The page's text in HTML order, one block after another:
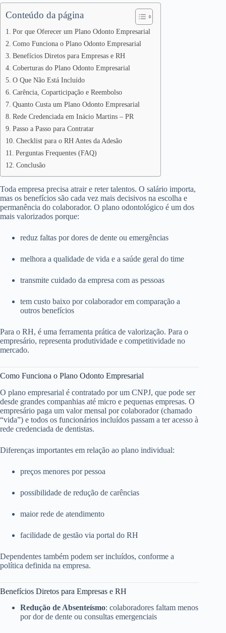
Conteúdo da página
Por que Oferecer um Plano Odonto Empresarial
Como Funciona o Plano Odonto Empresarial
Benefícios Diretos para Empresas e RH
Coberturas do Plano Odonto Empresarial
O Que Não Está Incluído
Carência, Coparticipação e Reembolso
Quanto Custa um Plano Odonto Empresarial
Rede Credenciada em Inácio Martins – PR
Passo a Passo para Contratar
Checklist para o RH Antes da Adesão
Perguntas Frequentes (FAQ)
Conclusão
Toda empresa precisa atrair e reter talentos. O salário importa,
mas os benefícios são cada vez mais decisivos na escolha e
permanência do colaborador. O plano odontológico é um dos
mais valorizados porque:
reduz faltas por dores de dente ou emergências
melhora a qualidade de vida e a saúde geral do time
transmite cuidado da empresa com as pessoas
tem custo baixo por colaborador em comparação a
outros benefícios
Para o RH, é uma ferramenta prática de valorização. Para o
empresário, representa produtividade e competitividade no
mercado.
Como Funciona o Plano Odonto Empresarial
O plano empresarial é contratado por um CNPJ, que pode ser
desde grandes companhias até micro e pequenas empresas. O
empresário paga um valor mensal por colaborador (chamado
“vida”) e todos os funcionários incluídos passam a ter acesso à
rede credenciada de dentistas.
Diferenças importantes em relação ao plano individual:
preços menores por pessoa
possibilidade de redução de carências
maior rede de atendimento
facilidade de gestão via portal do RH
Dependentes também podem ser incluídos, conforme a
política definida na empresa.
Benefícios Diretos para Empresas e RH
Redução de Absenteísmo: colaboradores faltam menos
por dor de dente ou consultas emergenciais